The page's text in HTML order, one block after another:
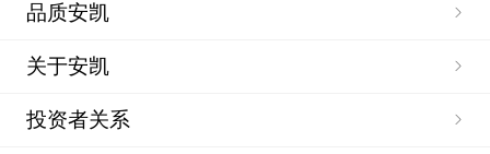
品质安凯
关于安凯
投资者关系